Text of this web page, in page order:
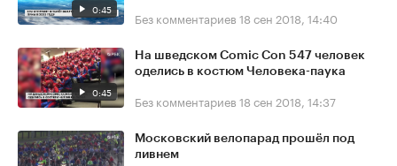
0:45 Без комментариев 18 сен 2018, 14:40
0:45
На шведском Comic Con 547 человек
оделись в костюм Человека-паука
Без комментариев 18 сен 2018, 14:37
Московский велопарад прошёл под
ливнем